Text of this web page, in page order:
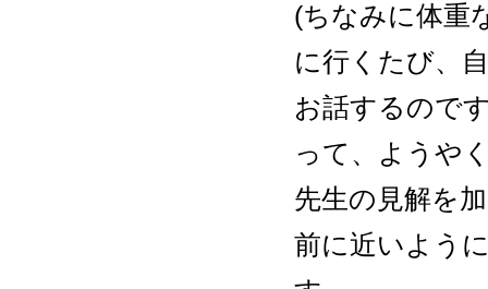
(ちなみに体重
に行くたび、
お話するので
って、ようや
先生の見解を
前に近いよう